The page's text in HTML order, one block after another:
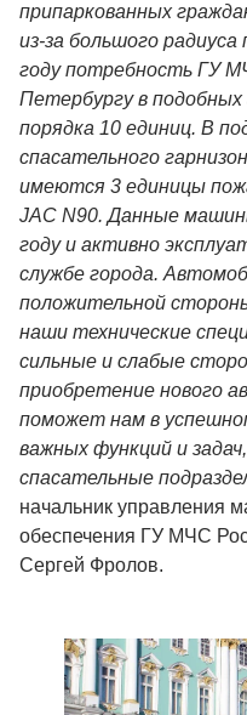
припаркованных
из-за большого
году потребность ГУ
Петербургу в
порядка 10 единиц. В
спасательного
имеются 3 единицы
JAC N90. Данные
году и активно
службе города.
положительной
наши технические
сильные и слабые
приобретение нового
поможет нам в
важных функций и
спасательные
начальник управления
обеспечения ГУ МЧС
Сергей Фролов.